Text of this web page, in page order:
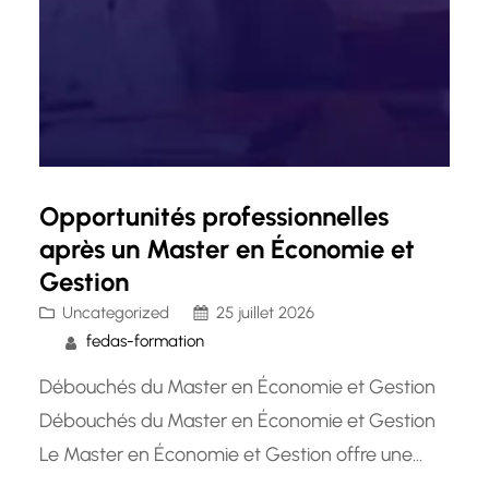
Opportunités professionnelles
après un Master en Économie et
Gestion
Uncategorized
25 juillet 2026
fedas-formation
Débouchés du Master en Économie et Gestion
Débouchés du Master en Économie et Gestion
Le Master en Économie et Gestion offre une